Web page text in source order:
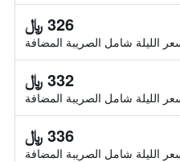
326 ﷼
الليلة شامل الصريبة المضافة
332 ﷼
الليلة شامل الصريبة المضافة
336 ﷼
الليلة شامل الصريبة المضافة